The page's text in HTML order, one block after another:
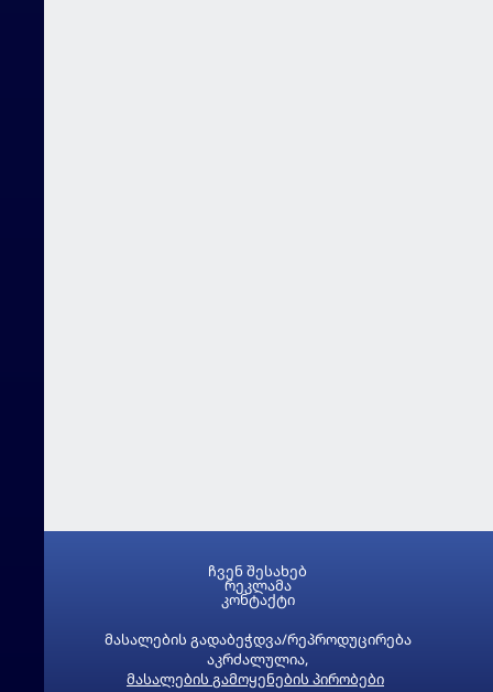
მასალების გადაბეჭდვა/რეპროდუცირება
აკრძალულია,
მასალების გამოყენების პირობები
ჩვენ შესახებ
რეკლამა
კონტაქტი